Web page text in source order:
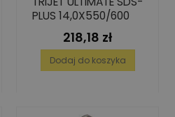
PLUS 14,0X550/600
Cena
218,18 zł
Dodaj do koszyka